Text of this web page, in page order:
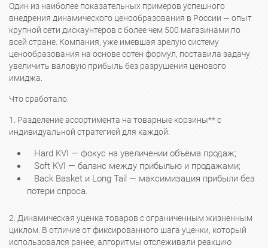
Один из наиболее показательных примеров успешного
внедрения динамического ценообразования в России — опыт
крупной сети дискаунтеров с более чем 500 магазинами по
всей стране. Компания, уже имевшая зрелую систему
ценообразования на основе сотен формул, поставила задачу
увеличить валовую прибыль без разрушения ценового
имиджа.
Что сработало:
1. Разделение ассортимента на товарные корзины** с
индивидуальной стратегией для каждой:
Hard KVI — фокус на увеличении объёма продаж;
Soft KVI — баланс между прибылью и продажами;
Back Basket и Long Tail — максимизация прибыли без
потери спроса.
2. Динамическая уценка товаров с ограниченным жизненным
циклом. В отличие от фиксированного шага уценки, который
использовался ранее, алгоритмы отслеживали реакцию